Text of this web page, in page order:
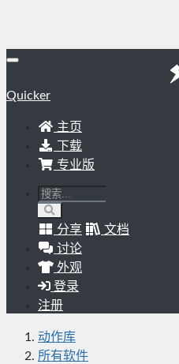
Quicker
主页
下载
专业版
分享
文档
讨论
外观
登录
注册
动作库
所有软件